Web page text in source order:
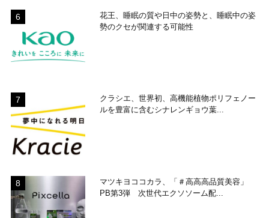
花王、睡眠の質や日中の姿勢と、睡眠中の姿
勢のクセが関連する可能性
クラシエ、世界初、高機能植物ポリフェノー
ルを豊富に含むシナレンギョウ葉...
マツキヨココカラ、「＃高高高品質美容」
PB第3弾 次世代エクソソーム配...